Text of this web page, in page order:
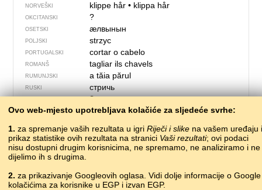
NORVEŠKI klippe hår• klippa hår
OKCITANSKI ?
OSETSKI ӕлвынын
POLJSKI strzyc
PORTUGALSKI cortar o cabelo
ROMANŠ tagliar ils chavels
RUMUNJSKI a tăia părul
RUSKI стричь
?
ŠKOTSKI GAELSKI ?
SLOVENSKI striči
ŠPANJOLSKI cortar el pelo
SRPSKI
TADŽIČKI ?
Ovo web-mjesto upotrebljava kolačiće za sljedeće svrhe:
1. za spremanje vaših rezultata u igri Riječi i slike na vašem uređaju i
prikaz statistike ovih rezultata na stranici Vaši rezultati; ovi podaci
nisu dostupni drugim korisnicima, ne spremamo, ne analiziramo i ne
dijelimo ih s drugima.
2. za prikazivanje Googleovih oglasa. Vidi dolje informacije o Google
kolačićima za korisnike u EGP i izvan EGP.